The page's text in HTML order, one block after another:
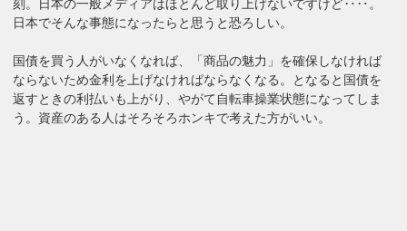
刻。日本の一般メディアはほとんど取り上げないですけど‥‥。
日本でそんな事態になったらと思うと恐ろしい。
国債を買う人がいなくなれば、「商品の魅力」を確保しなければ
ならないため金利を上げなければならなくなる。となると国債を
返すときの利払いも上がり、やがて自転車操業状態になってしま
う。資産のある人はそろそろホンキで考えた方がいい。